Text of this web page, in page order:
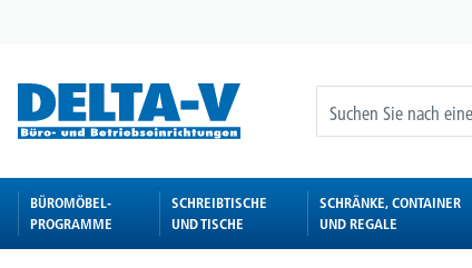
BÜROMÖBEL-
PROGRAMME
SCHREIBTISCHE
UND TISCHE
SCHRÄNKE, CONTAINER
UND REGALE